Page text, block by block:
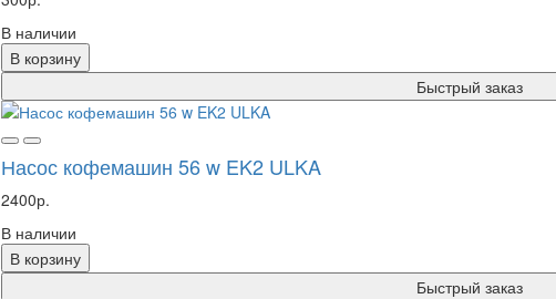
В наличии
В корзину
Быстрый заказ
Насос кофемашин 56 w EK2 ULKA
2400р.
В наличии
В корзину
Быстрый заказ